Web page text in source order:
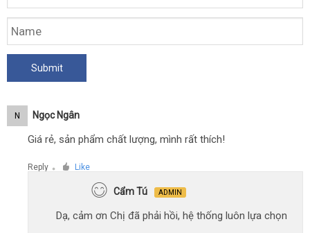
N Ngọc Ngân
Giá rẻ, sản phẩm chất lượng, mình rất thích!
Reply ● Like
Cẩm Tú ADMIN
Dạ, cảm ơn Chị đã phải hồi, hệ thống luôn lựa chọn